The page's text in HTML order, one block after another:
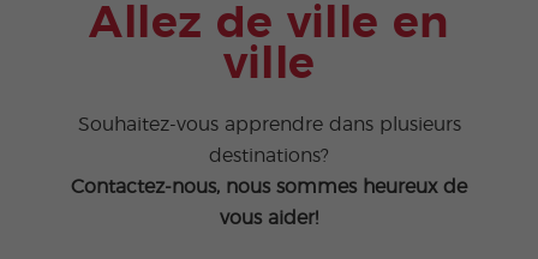
Allez de ville en
ville
Souhaitez-vous apprendre dans plusieurs
destinations?
Contactez-nous, nous sommes heureux de
vous aider!